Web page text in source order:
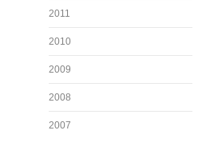
2011
2010
2009
2008
2007